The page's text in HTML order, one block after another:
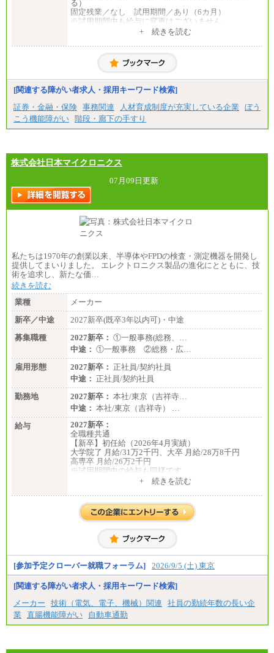
る）
固定残業／なし 試用期間／あり（6カ月）
※試用期間中も給与に変更はございません
月給20万2000円～23万4000円（勤務地により異な
固定残業／なし 試用期間／あり（6か月）
+ 続きを読む
[関連する障がい者求人・採用キーワード検索]
証券・金融・保険 事務関連 人材育成制度が充実している企業
ぼう
こう機能障がい 階段・廊下の手すり
株式会社日本マイクロニクス
07月09日更新
私たちは1970年の創業以来、半導体やFPDの検査・測定機器を開発し
提供してまいりました。 エレクトロニクス製品の進化にとともに、技
術を追求し、新たな価…
続きを読む
業種
メーカー
新卒／中途
2027新卒(既卒3年以内可)・中途
募集職種
2027新卒： ①一般事務(総務、…
中途： ①一般事務 ②総務・広…
雇用形態
2027新卒： 正社員/契約社員
中途： 正社員/契約社員
勤務地
2027新卒： 本社/東京（吉祥寺…
中途： 本社/東京（吉祥寺） …
給与
2027新卒：
全職種共通
【新卒】初任給（2026年4月実績）
大学院了 月給/31万2千円、大卒 月給/28万8千円
高専卒 月給/26万2千円
※試用期間中の給与も同様です
【中途】月給19万8千円～
※勤務地によって異なります。
※経験やスキルを考慮し、規定により決定します。
+ 続きを読む
[参加予定クローバー就職フォーラム] 2026/9/5 (土) 東京
[関連する障がい者求人・採用キーワード検索]
メーカー
技術（電気、電子、機械）関連
社員の勤続年数の長い企
業
直腸機能障がい 自動車通勤